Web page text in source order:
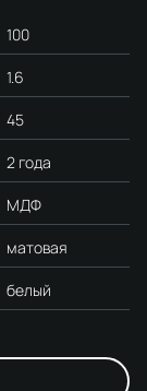
100
1.6
45
2 года
МДФ
матовая
белый